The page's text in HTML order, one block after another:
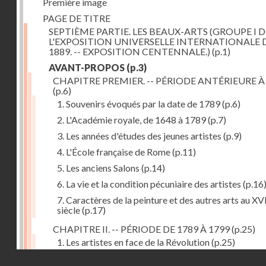
PAGE DE TITRE
SEPTIÈME PARTIE. LES BEAUX-ARTS (GROUPE I
L'EXPOSITION UNIVERSELLE INTERNATIONALE
1889. -- EXPOSITION CENTENNALE.) (p.1)
AVANT-PROPOS (p.3)
CHAPITRE PREMIER. -- PÉRIODE ANTÉRIEURE
(p.6)
1. Souvenirs évoqués par la date de 1789(p.6)
2. L'Académie royale, de 1648 à 1789(p.7)
3. Les années d'études des jeunes artistes (p.9)
4. L'École française de Rome(p.11)
5. Les anciens Salons (p.14)
6. La vie et la condition pécuniaire des artistes (p.16)
7. Caractères de la peinture et des autres arts au
siècle(p.17)
CHAPITRE II. -- PÉRIODE DE 1789 À 1799(p.25)
1. Les artistes en face de la Révolution(p.25)